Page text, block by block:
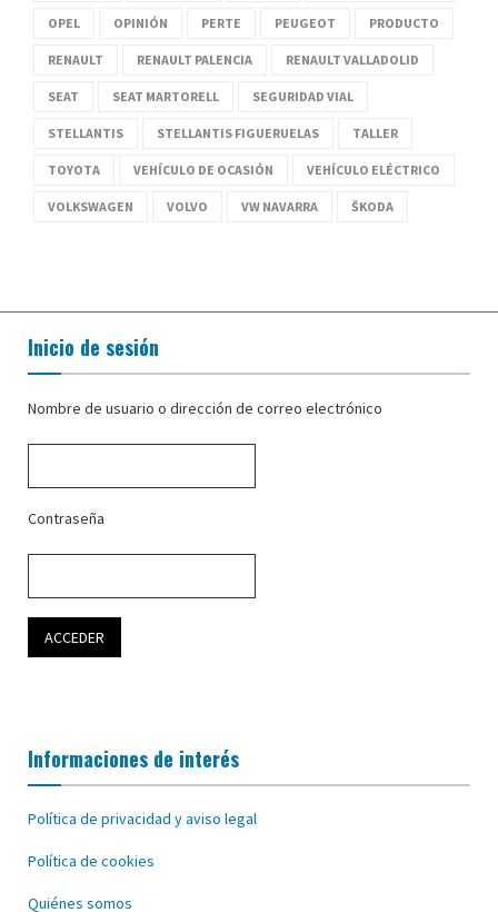
OPEL OPINIÓN PERTE PEUGEOT PRODUCTO
RENAULT RENAULT PALENCIA RENAULT VALLADOLID
SEAT SEAT MARTORELL SEGURIDAD VIAL
STELLANTIS STELLANTIS FIGUERUELAS TALLER
TOYOTA VEHÍCULO DE OCASIÓN VEHÍCULO ELÉCTRICO
VOLKSWAGEN VOLVO VW NAVARRA ŠKODA
Inicio de sesión
Nombre de usuario o dirección de correo electrónico
Contraseña
Informaciones de interés
Política de privacidad y aviso legal
Política de cookies
Quiénes somos